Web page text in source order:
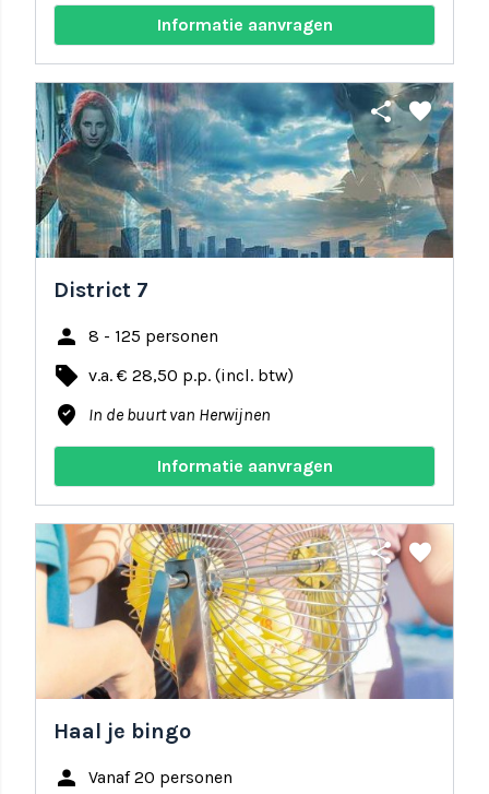
Informatie aanvragen
share favorite
District 7
person 8 - 125 personen
local_offer v.a. € 28,50 p.p. (incl. btw)
where_to_vote In de buurt van Herwijnen
Informatie aanvragen
share favorite
Haal je bingo
person Vanaf 20 personen